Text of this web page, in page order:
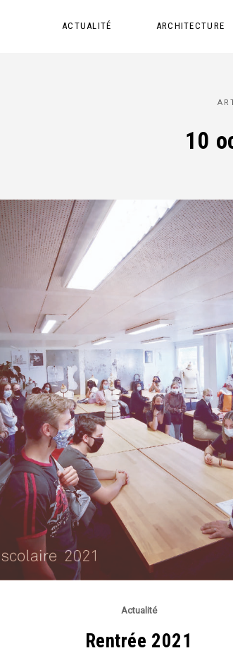
ACTUALITÉ ARCHITECTURE
10
Actualité
Rentrée 2021